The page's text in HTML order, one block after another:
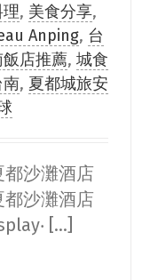
, 美食分享,
Anping, 台
飯店推薦, 城食
南, 夏都城旅安
沙灘酒店
沙灘酒店
[...]